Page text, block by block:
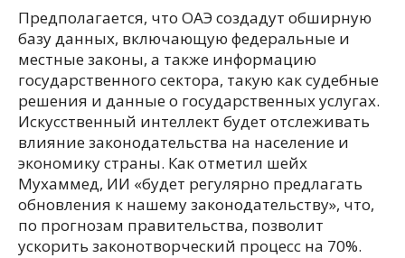
Предполагается, что ОАЭ создадут обширную
базу данных, включающую федеральные и
местные законы, а также информацию
государственного сектора, такую как судебные
решения и данные о государственных услугах.
Искусственный интеллект будет отслеживать
влияние законодательства на население и
экономику страны. Как отметил шейх
Мухаммед, ИИ «будет регулярно предлагать
обновления к нашему законодательству», что,
по прогнозам правительства, позволит
ускорить законотворческий процесс на 70%.